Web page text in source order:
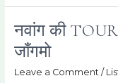
Nawang
Linzom)
नवांग की
जाँगमो
Leave a Comment /
नवांग
की
TOURNAMENT
यात्रा